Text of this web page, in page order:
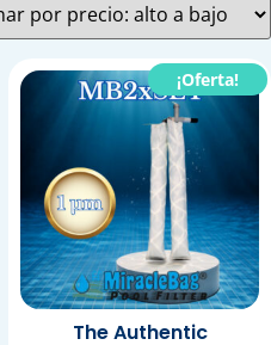
¡Oferta!
The Authentic